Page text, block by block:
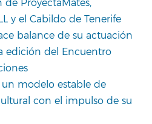
ProyectaMates,
y el Cabildo de Tenerife
balance de su actuación
edición del Encuentro
modelo estable de
con el impulso de su